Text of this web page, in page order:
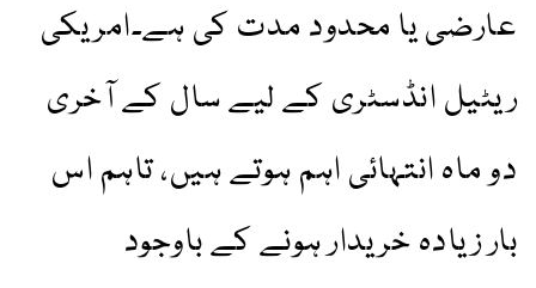
عارضی یا محدود مدت کی ہے۔امریکی
ریٹیل انڈسٹری کے لیے سال کے آخری
دو ماہ انتہائی اہم ہوتے ہیں، تاہم اس
بار زیادہ خریدار ہونے کے باوجود